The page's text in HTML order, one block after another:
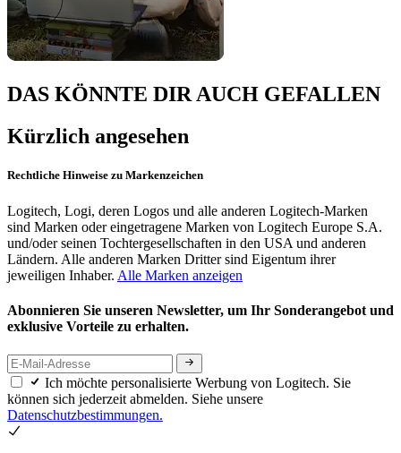
DAS KÖNNTE DIR AUCH GEFALLEN
Kürzlich angesehen
Rechtliche Hinweise zu Markenzeichen
Logitech, Logi, deren Logos und alle anderen Logitech-Marken
sind Marken oder eingetragene Marken von Logitech Europe S.A.
und/oder seinen Tochtergesellschaften in den USA und anderen
Ländern. Alle anderen Marken Dritter sind Eigentum ihrer
jeweiligen Inhaber. Alle Marken anzeigen
Abonnieren Sie unseren Newsletter, um Ihr Sonderangebot und
exklusive Vorteile zu erhalten.
Ich möchte personalisierte Werbung von Logitech. Sie
können sich jederzeit abmelden. Siehe unsere
Datenschutzbestimmungen.